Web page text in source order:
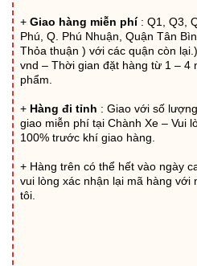
+ Giao hàng miễn phí: Q1, Q3,
Phú, Q. Phú Nhuận, Quận Tân
Thỏa thuận ) với các quận còn
vnd – Thời gian đặt hàng từ 1 – 4
phẩm.
+ Hàng đi tỉnh : Giao với số
giao miễn phí tại Chành Xe – Vui
100% trước khí giao hàng.
+ Hàng trên có thể hết vào ngày
vui lòng xác nhận lại mã hàng với
tôi.